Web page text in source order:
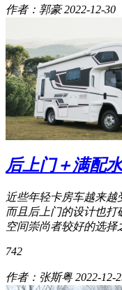
作者：郭豪 2022-12-30
后上门＋满配
近些年轻卡房车越来
而且后上门的设计也
空间崇尚者较好的选择
742
作者：张斯粤 2022-12-